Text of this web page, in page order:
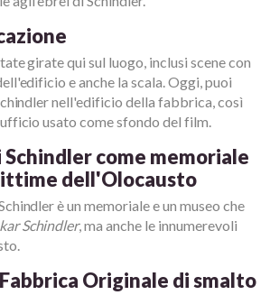
girate qui sul luogo, inclusi scene con
e anche la scala. Oggi, puoi
nell'edificio della fabbrica, così
usato come sfondo del film.
Schindler come memoriale
dell'Olocausto
è un memoriale e un museo che
Schindler, ma anche le innumerevoli
Originale di smalto